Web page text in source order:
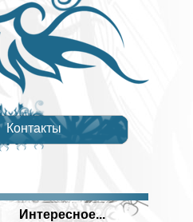
Контакты
Интересное...